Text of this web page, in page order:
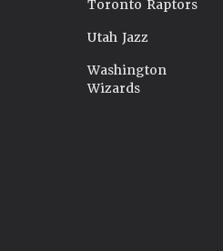
Toronto Raptors
Utah Jazz
Washington
Wizards